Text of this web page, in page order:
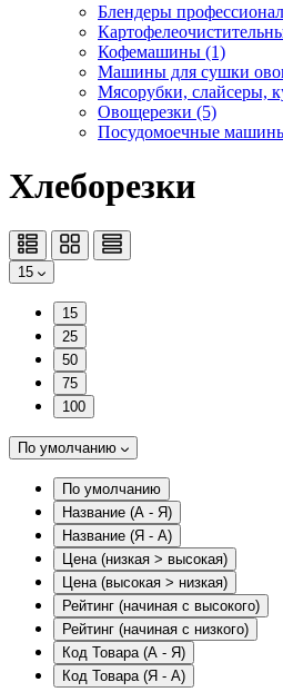
Блендеры
Кофемашины (1)
Машины для сушки
Мясорубки, слайсеры,
Овощерезки (5)
Посудомоечные
Хлеборезки
15
15
25
50
75
100
По умолчанию
По умолчанию
Название (А - Я)
Название (Я - А)
Цена (низкая > высокая)
Цена (высокая > низкая)
Рейтинг (начиная с высокого)
Рейтинг (начиная с низкого)
Код Товара (А - Я)
Код Товара (Я - А)